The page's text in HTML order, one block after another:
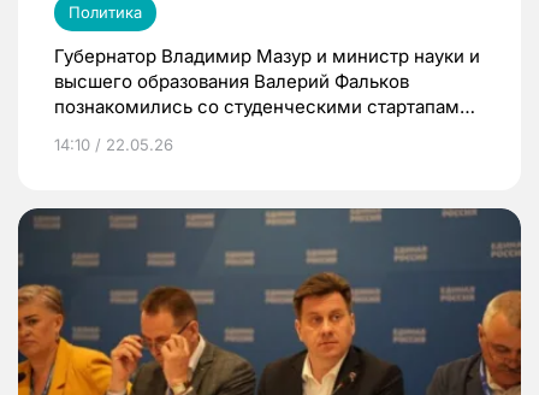
Политика
Губернатор Владимир Мазур и министр науки и
высшего образования Валерий Фальков
познакомились со студенческими стартапами
14:10 / 22.05.26